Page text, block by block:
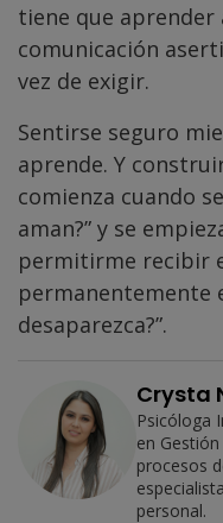
tiene que aprender
comunicación
vez de exigir.
Sentirse seguro
aprende. Y
comienza cuando
aman?” y se
permitirme recibir
permanentemente
desaparezca?”.
Crysta
Psicóloga
en
procesos
personal.